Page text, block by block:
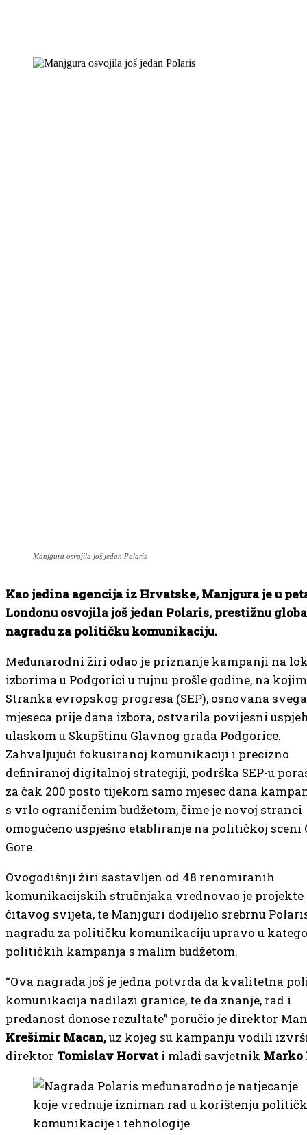
Manjgura osvojila još jedan Polaris
Kao jedina agencija iz Hrvatske, Manjgura je u
Londonu osvojila još jedan Polaris, prestižnu
nagradu za političku komunikaciju.
Međunarodni žiri odao je priznanje kampanji na
izborima u Podgorici u rujnu prošle godine, na
Stranka evropskog progresa (SEP), osnovana
mjeseca prije dana izbora, ostvarila povijesni
ulaskom u Skupštinu Glavnog grada Podgorice.
Zahvaljujući fokusiranoj komunikaciji i precizno
definiranoj digitalnoj strategiji, podrška SEP-u
za čak 200 posto tijekom samo mjesec dana
s vrlo ograničenim budžetom, čime je novoj stranci
omogućeno uspješno etabliranje na političkoj sceni
Gore.
Ovogodišnji žiri sastavljen od 48 renomiranih
komunikacijskih stručnjaka vrednovao je projekte
čitavog svijeta, te Manjguri dodijelio srebrnu
nagradu za političku komunikaciju upravo u
političkih kampanja s malim budžetom.
“Ova nagrada još je jedna potvrda da kvalitetna
komunikacija nadilazi granice, te da znanje, rad i
predanost donose rezultate” poručio je direktor
Krešimir Macan,uz kojeg su kampanju vodili
direktor Tomislav Horvat i mlađi savjetnik Marko